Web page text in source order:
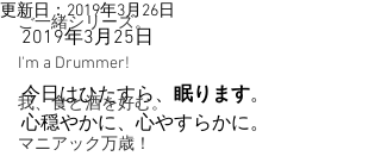
ご一緒シリーズ。
I'm a Drummer!
我、食と酒を好む。
マニアック万歳！
更新日：2019年3月26日
2019年3月25日
今日はひたすら、 眠ります。
心穏やかに、心やすらかに。